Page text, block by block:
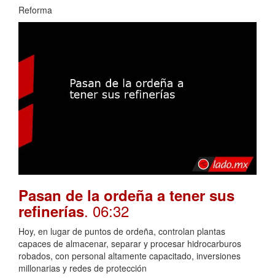
Reforma
Pasan de la ordeña a tener sus
refinerías. 06:32
Hoy, en lugar de puntos de ordeña, controlan plantas
capaces de almacenar, separar y procesar hidrocarburos
robados, con personal altamente capacitado, inversiones
millonarias y redes de protección